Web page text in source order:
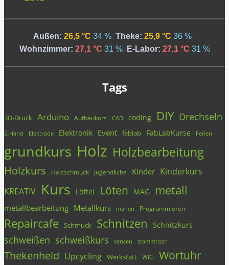
Außen: 26,5 °C 34 % Theke: 25,9 °C 36 %
Wohnzimmer: 27,1 °C 31 % E-Labor: 27,1 °C 31 %
Tags
3D-Druck Arduino Aufbaukurs CAD coding DIY Drechseln
E-Hand Elektrode Elektronik Event fablab FabLabKurse Ferien
grundkurs Holz Holzbearbeitung
Holzkurs Holzschmuck Jugendliche Kinder Kinderkurs
KREATIV Kurs Löffel Löten MAG metall
metallbearbeitung Metallkurs mähen Programmieren
Repaircafe Schmuck Schnitzen Schnitzkurs
schweißen schweißkurs sensen stammtisch
Thekenheld Upcycling Werkstatt WIG Wortuhr